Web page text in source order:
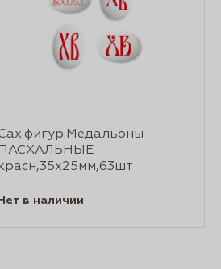
ПАСХАЛЬНЫЕ
Нет в наличии